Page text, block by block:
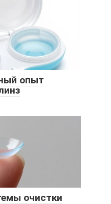
опыт
очистки